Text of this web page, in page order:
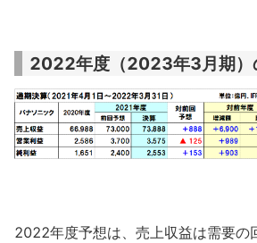
2022年度（2023年3月期）
2022年度予想は、売上収益は需要の